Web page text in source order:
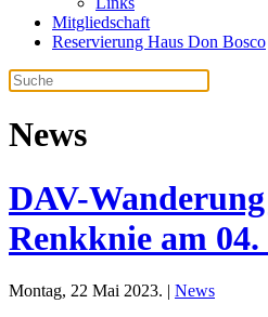
Mitgliedschaft
Reservierung Haus Don Bosco
News
DAV-
Renkknie am
Montag, 22 Mai 2023. | News